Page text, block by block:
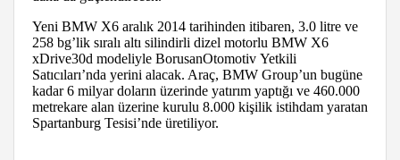
Yeni BMW X6 aralık 2014 tarihinden itibaren, 3.0 litre ve
258 bg’lik sıralı altı silindirli dizel motorlu BMW X6
xDrive30d modeliyle BorusanOtomotiv Yetkili
Satıcıları’nda yerini alacak. Araç, BMW Group’un bugüne
kadar 6 milyar doların üzerinde yatırım yaptığı ve 460.000
metrekare alan üzerine kurulu 8.000 kişilik istihdam yaratan
Spartanburg Tesisi’nde üretiliyor.